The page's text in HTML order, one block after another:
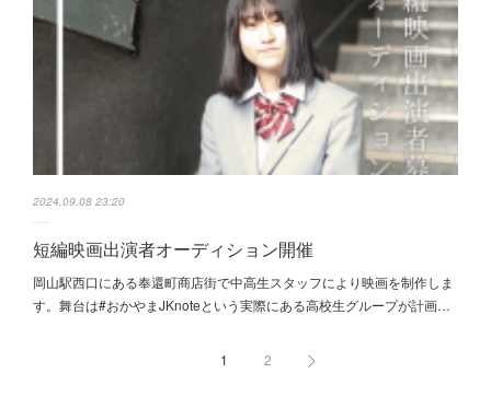
2024.09.08 23:20
短編映画出演者オーディション開催
岡山駅西口にある奉還町商店街で中高生スタッフにより映画を制作しま
す。舞台は#おかやまJKnoteという実際にある高校生グループが計画…
1 2